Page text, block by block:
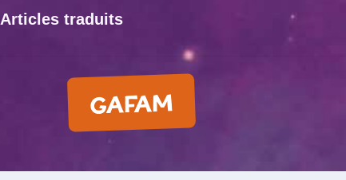
Articles traduits
GAFAM